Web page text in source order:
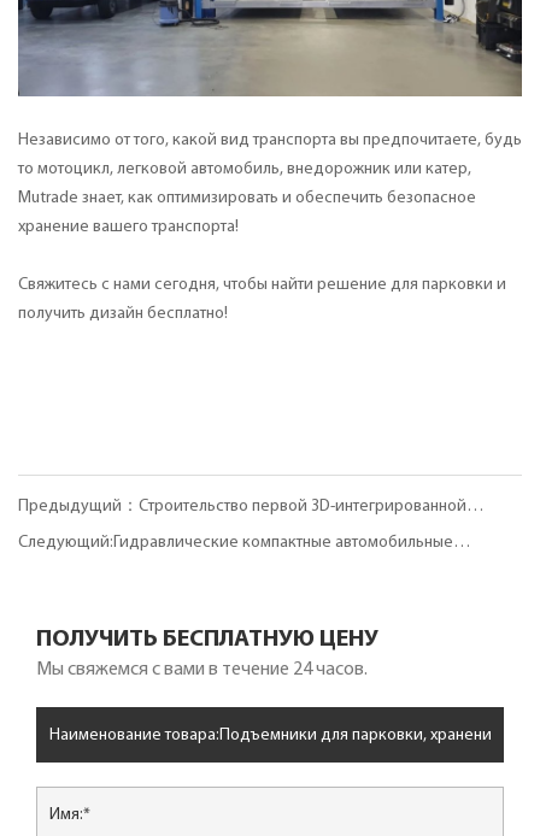
Независимо от того, какой вид транспорта вы предпочитаете, будь
то мотоцикл, легковой автомобиль, внедорожник или катер,
Mutrade знает, как оптимизировать и обеспечить безопасное
хранение вашего транспорта!
Свяжитесь с нами сегодня, чтобы найти решение для парковки и
получить дизайн бесплатно!
Предыдущий：Строительство первой 3D-интегрированной
многоуровневой парковки в Хоуцзе, Дунгуань.
Следующий:Гидравлические компактные автомобильные
ПОЛУЧИТЬ БЕСПЛАТНУЮ ЦЕНУ
Мы свяжемся с вами в течение 24 часов.